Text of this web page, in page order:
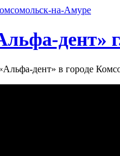
дент»‎
дент» в городе